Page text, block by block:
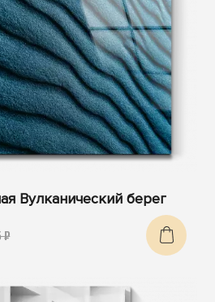
Вулканический берег
₽